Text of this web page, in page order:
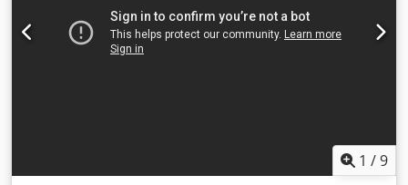
200 mm Min. afmeting werkstuk 40 x ≠ 2 x 200 mm Min.
werkdruk: 5,5 Atm Persluchtverbruik: 300 l/min Diameter
afzuigkap (rolband): 200 mm Diameter afzuigkap
Gewicht: 2030 kg Gewicht van de machine zonder pad:
1630 kg Voorraadnr: 2001933
1 /9